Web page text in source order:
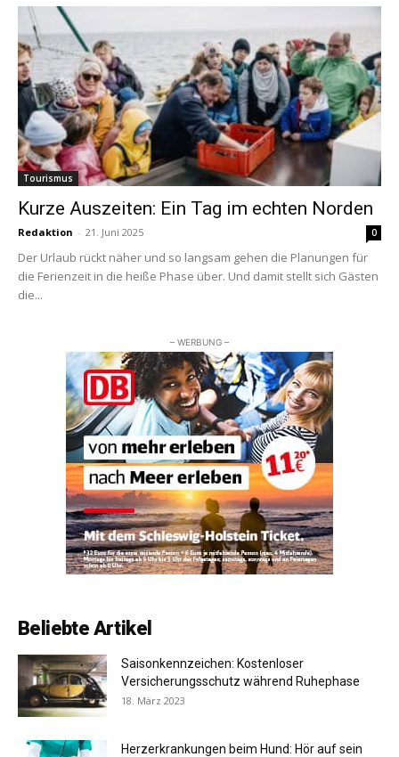
Tourismus
Kurze Auszeiten: Ein Tag im echten Norden
Redaktion - 21. Juni 2025 0
Der Urlaub rückt näher und so langsam gehen die Planungen für
die Ferienzeit in die heiße Phase über. Und damit stellt sich Gästen
die...
– WERBUNG –
Beliebte Artikel
Saisonkennzeichen: Kostenloser
Versicherungsschutz während Ruhephase
18. März 2023
Herzerkrankungen beim Hund: Hör auf sein